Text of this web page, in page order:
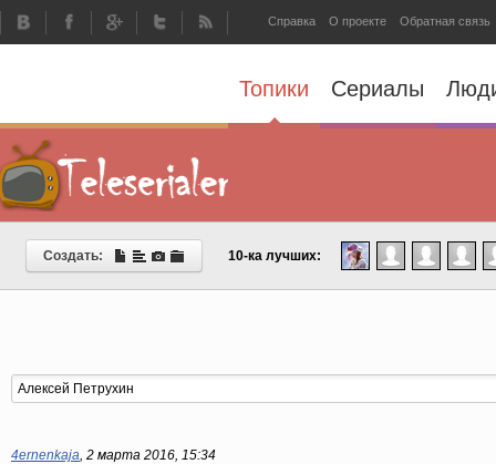
Справка О проекте Обратная связь
Топики Сериалы
Создать: 10-ка лучших:
4ernenkaja, 2 марта 2016, 15:34